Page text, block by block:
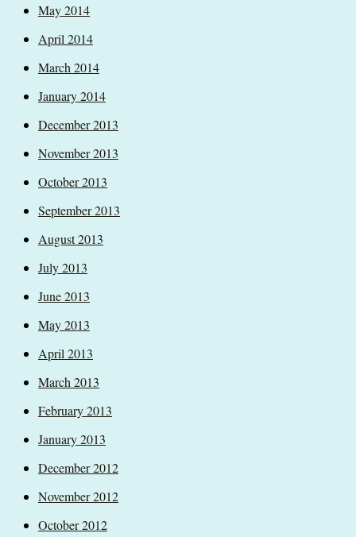
May 2014
April 2014
March 2014
January 2014
December 2013
November 2013
October 2013
September 2013
August 2013
July 2013
June 2013
May 2013
April 2013
March 2013
February 2013
January 2013
December 2012
November 2012
October 2012